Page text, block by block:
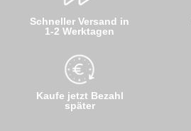
Schneller Versand in
1-2 Werktagen
Kaufe jetzt Bezahl
später